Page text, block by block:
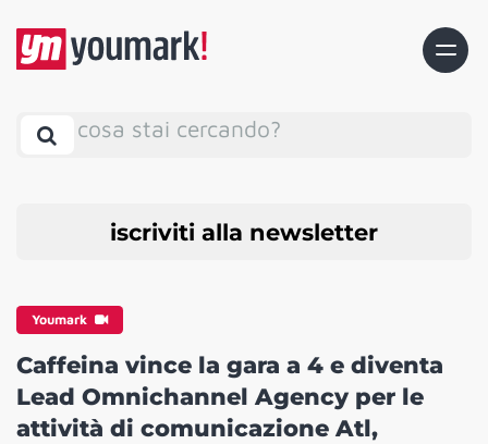
cosa stai cercando?
iscriviti alla newsletter
Youmark
Caffeina vince la gara a 4 e diventa
Lead Omnichannel Agency per le
attività di comunicazione Atl,